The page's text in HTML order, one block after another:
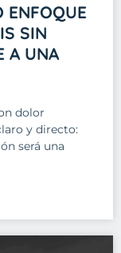
ENFOQUE
SIN
A UNA
dolor
y directo:
será una